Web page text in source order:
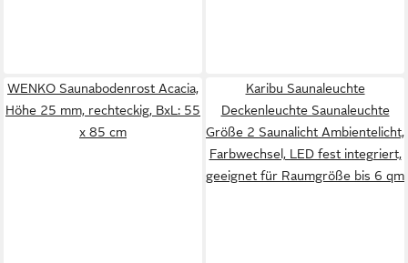
WENKO Saunabodenrost Acacia,
Höhe 25 mm, rechteckig, BxL: 55
x 85 cm
Karibu Saunaleuchte
Deckenleuchte Saunaleuchte
Größe 2 Saunalicht Ambientelicht,
Farbwechsel, LED fest integriert,
geeignet für Raumgröße bis 6 qm